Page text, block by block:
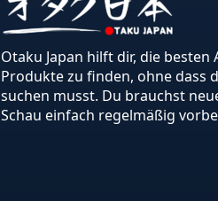
Otaku Japan hilft dir, die besten
Produkte zu finden, ohne dass
suchen musst. Du brauchst
Schau einfach regelmäßig